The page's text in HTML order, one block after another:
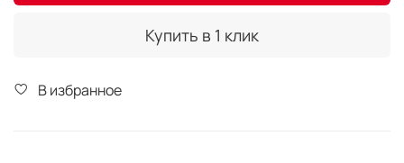
Купить в 1 клик
В избранное